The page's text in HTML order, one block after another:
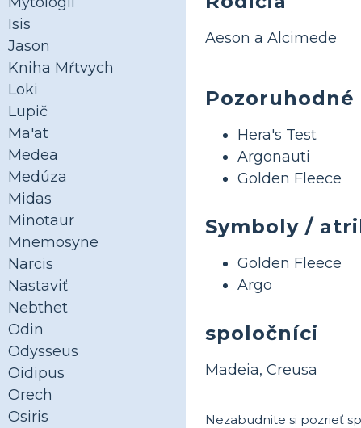
Isis
Jason
Kniha Mŕtvych
Loki
Lupič
Ma'at
Medea
Medúza
Midas
Minotaur
Mnemosyne
Narcis
Nastaviť
Nebthet
Odin
Odysseus
Oidipus
Orech
Osiris
Aeson a Alcimede
Pozoruhodné
Hera's Test
Argonauti
Golden Fleece
Symboly /
Golden Fleece
Argo
spoločníci
Madeia, Creusa
Nezabudnite si pozrieť